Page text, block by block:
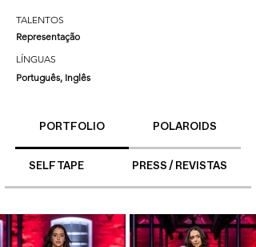
TALENTOS
Representação
LÍNGUAS
Português, Inglês
PORTFOLIO POLAROIDS
SELF TAPE PRESS / REVISTAS